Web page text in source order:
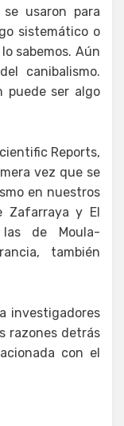
usaron para
sistemático o
sabemos. Aún
canibalismo.
puede ser algo
Reports,
vez que se
en nuestros
Zafarraya y El
de Moula-
también
investigadores
razones detrás
con el